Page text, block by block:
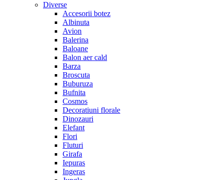
Diverse
Accesorii botez
Albinuta
Avion
Balerina
Baloane
Balon aer cald
Barza
Broscuta
Buburuza
Bufnita
Cosmos
Decoratiuni florale
Dinozauri
Elefant
Flori
Fluturi
Girafa
Iepuras
Ingeras